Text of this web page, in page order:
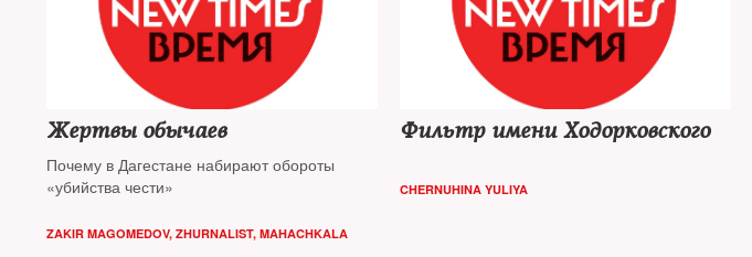
Жертвы обычаев
Почему в Дагестане набирают обороты
«убийства чести»
ZAKIR MAGOMEDOV, ZHURNALIST, MAHACHKALA
Фильтр имени Ходорковского
CHERNUHINA YULIYA